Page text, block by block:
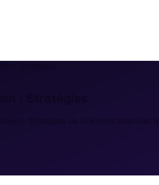
Stratégies de rétention adaptées